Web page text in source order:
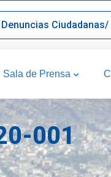
Denuncias
Sala de Prensa
001